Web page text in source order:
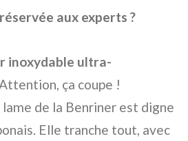
aux experts ?
inoxydable ultra-
ça coupe !
de la Benriner est digne
Elle tranche tout, avec